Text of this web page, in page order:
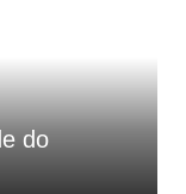
do